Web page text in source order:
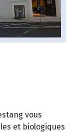
vous
et biologiques